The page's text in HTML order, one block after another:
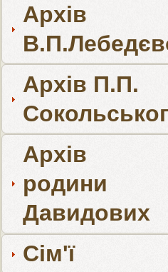
Архів
Архів П.П.
Архів
родини
Давидових
Сім'ї